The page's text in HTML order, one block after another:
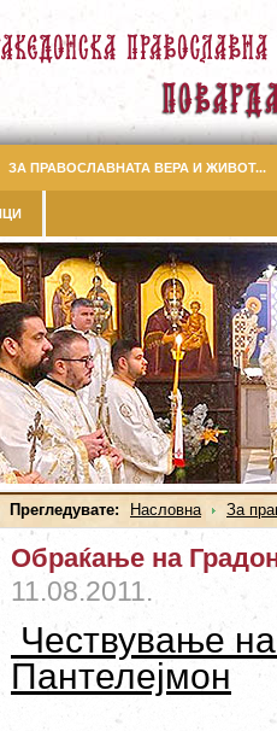
ЗА ПРАВОСЛАВНАТА ВЕРА И ЖИВОТ...
Прегледувате: Насловна За
Обраќање на
11.08.2011.
Чествување
Пантелејмон